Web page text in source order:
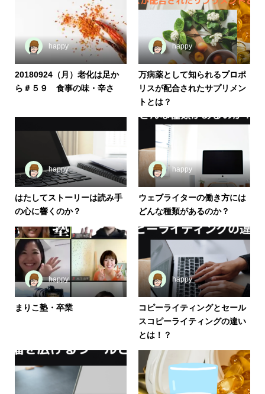
happy
20180924（月）老化は足か
ら＃５９ 食事の味・辛さ
happy
万病薬として知られるプロポ
リスが配合されたサプリメン
トとは？
happy
はたしてストーリーは読み手
の心に響くのか？
happy
ウェブライターの働き方には
どんな種類があるのか？
happy
まりこ塾・卒業
happy
コピーライティングとセール
スコピーライティングの違い
とは！？